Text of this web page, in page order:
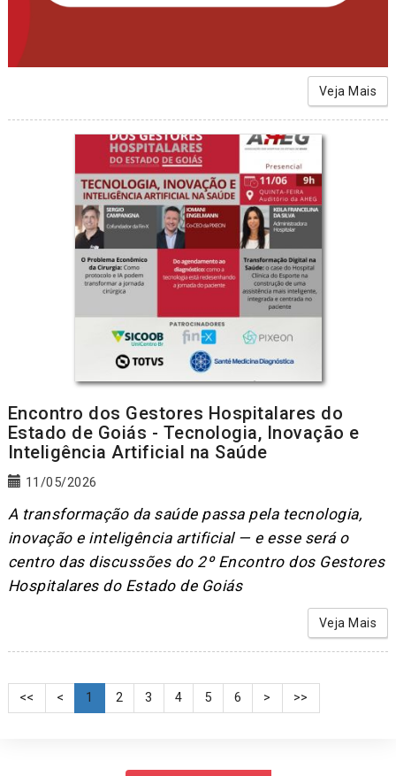
Veja Mais
Encontro dos Gestores Hospitalares do
Estado de Goiás - Tecnologia, Inovação e
Inteligência Artificial na Saúde
11/05/2026
A transformação da saúde passa pela tecnologia,
inovação e inteligência artificial — e esse será o
centro das discussões do 2º Encontro dos Gestores
Hospitalares do Estado de Goiás
Veja Mais
<< < 1 2 3 4 5 6 > >>